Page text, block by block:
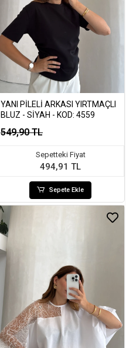
YANI PILELI ARKASI YIRTMAÇLI
BLUZ - SIYAH - KOD: 4559
549,90 TL
Sepetteki Fiyat
494,91 TL
Sepete Ekle